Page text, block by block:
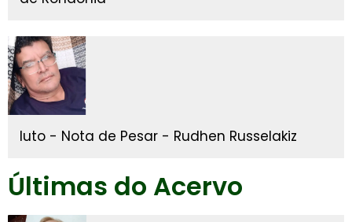
luto - Nota de Pesar - Rudhen Russelakiz
Últimas do Acervo